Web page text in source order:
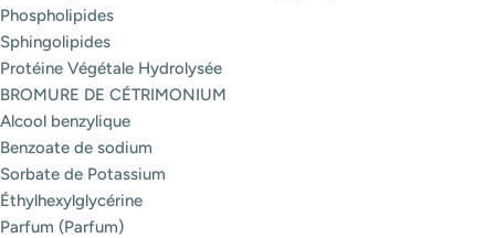
Phospholipides
Sphingolipides
Protéine Végétale Hydrolysée
BROMURE DE CÉTRIMONIUM
Alcool benzylique
Benzoate de sodium
Sorbate de Potassium
Éthylhexylglycérine
Parfum (Parfum)